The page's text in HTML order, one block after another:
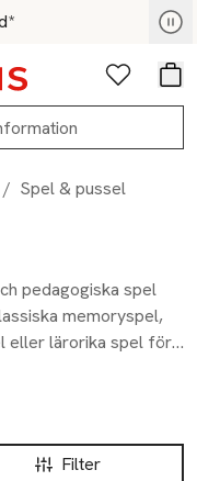
nu
Favoriter
/ Spel & pussel
pedagogiska spel
memoryspel,
eller lärorika spel för
Filter